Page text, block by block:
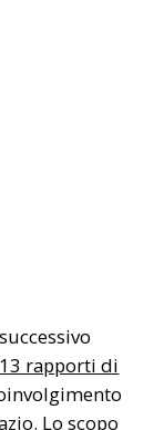
rapporti di
Lo scopo